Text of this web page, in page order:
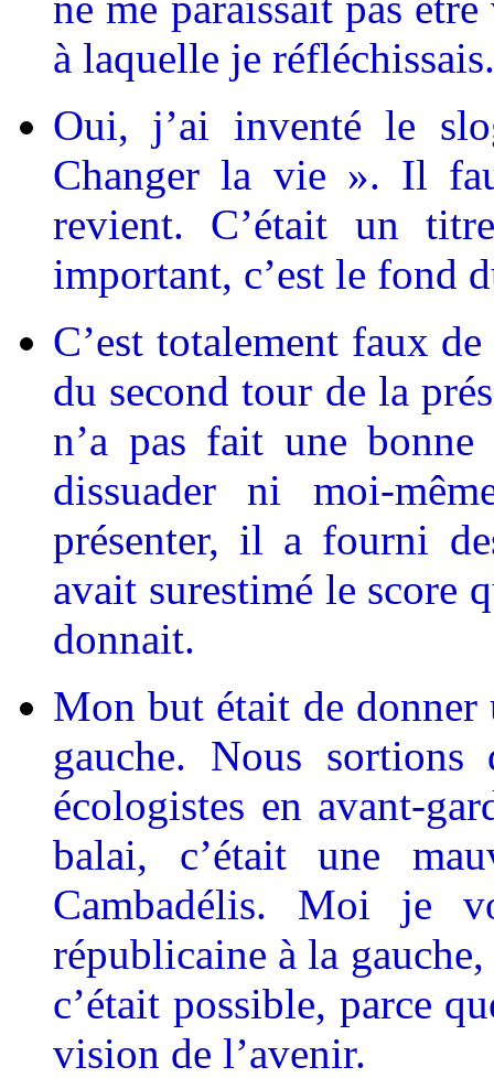
à laquelle je réfléchissais.
Oui, j’ai inventé le
Changer la vie ». Il
revient. C’était un
important, c’est le fond
C’est totalement faux
du second tour de la
n’a pas fait une bonne
dissuader ni moi-
présenter, il a fourni
avait surestimé le score
donnait.
Mon but était de donner
gauche. Nous
écologistes en avant-
balai, c’était une
Cambadélis. Moi je
républicaine à la
c’était possible, parce
vision de l’avenir.